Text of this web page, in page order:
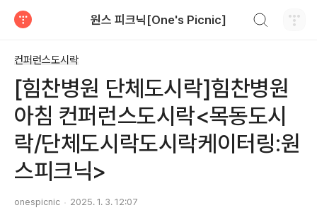
원스 피크닉[One's Picnic]
컨퍼런스도시락
[힘찬병원 단체도시락]힘찬병원
아침 컨퍼런스도시락<목동도시
락/단체도시락도시락케이터링:원
스피크닉>
onespicnic 2025. 1. 3. 12:07